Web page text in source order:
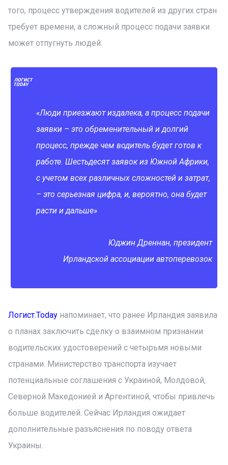
того, процесс утверждения водителей из других стран
требует времени, а сложный процесс подачи заявки
может отпугнуть людей.
«Люди приезжают издалека, а процесс подачи
заявки – это обременительный и долгий
процесс, прежде чем водитель будет готов к
работе. Шестьдесят заявок из Южной Африки,
с учетом всех различных сложностей и затрат,
– это серьезная цифра, и, вероятно, она будет
расти и дальше»
Юджин Дреннан, президент
Ирландской ассоциации автоперевозок
Логист.Today напоминает, что ранее Ирландия заявила
о планах заключить сделку о взаимном признании
водительских удостоверений с четырьмя новыми
странами. Министерство транспорта изучает
потенциальные соглашения с Украиной, Молдовой,
Северной Македонией и Аргентиной, чтобы привлечь
больше водителей. Сейчас Ирландия ожидает
дополнительные разъяснения по поводу ответа
Украины.